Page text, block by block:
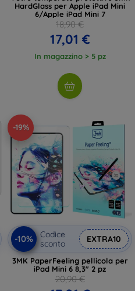
HardGlass per Apple iPad Mini
6/Apple iPad Mini 7
18,90 €
17,01 €
In magazzino > 5 pz
-19%
-10%
Codice
sconto
EXTRA10
3MK PaperFeeling pellicola per
iPad Mini 6 8,3" 2 pz
20,90 €